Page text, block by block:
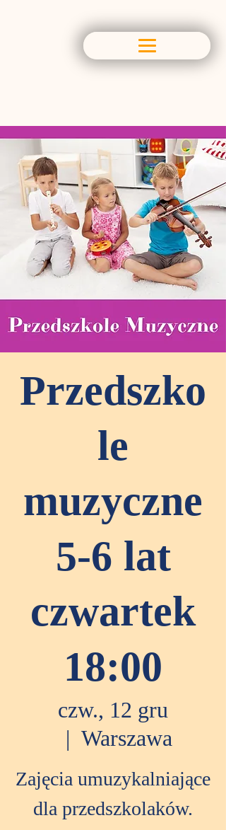
Przedszko
le
muzyczne
5-6 lat
czwartek
18:00
czw., 12 gru
  |
Warszawa
Zajęcia umuzykalniające
dla przedszkolaków.